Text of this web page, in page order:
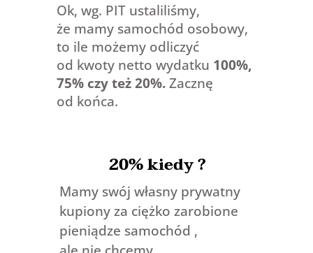
Ok, wg. PIT ustaliliśmy,
że mamy samochód osobowy,
to ile możemy odliczyć
od kwoty netto wydatku 100%,
75% czy też 20%. Zacznę
od końca.
20% kiedy ?
Mamy swój własny prywatny
kupiony za ciężko zarobione
pieniądze samochód ,